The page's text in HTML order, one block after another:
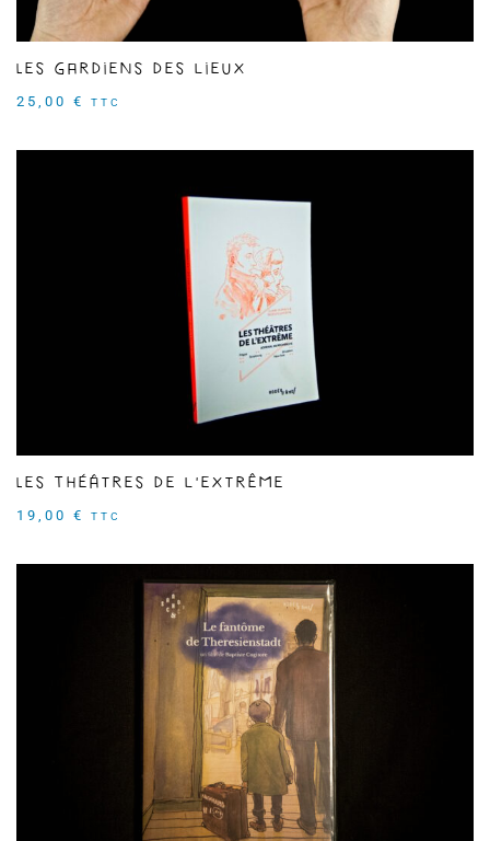
Les Gardiens des lieux
25,00 € TTC
Les Théâtres de l'extrême
19,00 € TTC